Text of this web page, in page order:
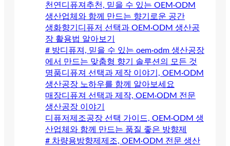
천연디퓨져추천, 믿을 수 있는 OEM·ODM
생산업체와 함께 만드는 향기로운 공간
생화향기디퓨저 선택과 OEM·ODM 생산공
장 활용법 알아보기
# 방디퓨져, 믿을 수 있는 oem·odm 생산공장
에서 만드는 맞춤형 향기 솔루션의 모든 것
명품디퓨져 선택과 제작 이야기, OEM·ODM
생산공장 노하우를 함께 알아보세요
매장디퓨져 선택과 제작, OEM·ODM 전문
생산공장 이야기
디퓨저제조공장 선택 가이드, OEM·ODM 생
산업체와 함께 만드는 품질 좋은 방향제
# 차량용방향제제조, OEM·ODM 전문 생산